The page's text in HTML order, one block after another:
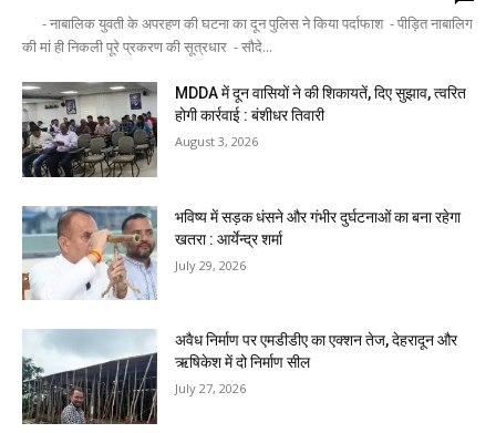
- नाबालिक युवती के अपरहण की घटना का दून पुलिस ने किया पर्दाफाश - पीड़ित नाबालिग
की मां ही निकली पूरे प्रकरण की सूत्रधार - सौदे...
MDDA में दून वासियों ने की शिकायतें, दिए सुझाव, त्वरित
होगी कार्रवाई : बंशीधर तिवारी
August 3, 2026
भविष्य में सड़क धंसने और गंभीर दुर्घटनाओं का बना रहेगा
खतरा : आर्येन्द्र शर्मा
July 29, 2026
अवैध निर्माण पर एमडीडीए का एक्शन तेज, देहरादून और
ऋषिकेश में दो निर्माण सील
July 27, 2026